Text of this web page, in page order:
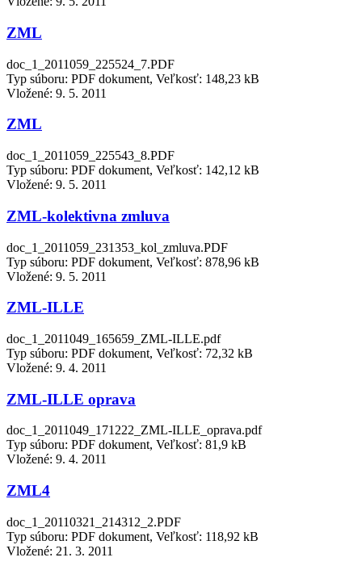
ZML
doc_1_2011059_225524_7.PDF
Typ súboru: PDF dokument, Veľkosť: 148,23 kB
Vložené: 9. 5. 2011
ZML
doc_1_2011059_225543_8.PDF
Typ súboru: PDF dokument, Veľkosť: 142,12 kB
Vložené: 9. 5. 2011
ZML-kolektivna zmluva
doc_1_2011059_231353_kol_zmluva.PDF
Typ súboru: PDF dokument, Veľkosť: 878,96 kB
Vložené: 9. 5. 2011
ZML-ILLE
doc_1_2011049_165659_ZML-ILLE.pdf
Typ súboru: PDF dokument, Veľkosť: 72,32 kB
Vložené: 9. 4. 2011
ZML-ILLE oprava
doc_1_2011049_171222_ZML-ILLE_oprava.pdf
Typ súboru: PDF dokument, Veľkosť: 81,9 kB
Vložené: 9. 4. 2011
ZML4
doc_1_20110321_214312_2.PDF
Typ súboru: PDF dokument, Veľkosť: 118,92 kB
Vložené: 21. 3. 2011